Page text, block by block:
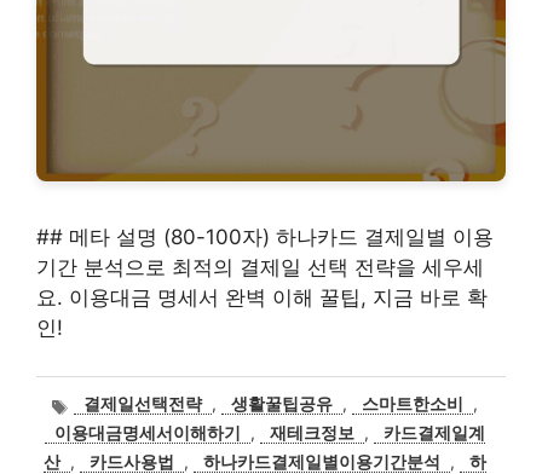
## 메타 설명 (80-100자) 하나카드 결제일별 이용
기간 분석으로 최적의 결제일 선택 전략을 세우세
요. 이용대금 명세서 완벽 이해 꿀팁, 지금 바로 확
인!
태
그
결제일선택전략 , 생활꿀팁공유 , 스마트한소비
,
이용대금명세서이해하기
, 재테크정보 ,
카드결제일계
산 , 카드사용법 , 하나카드결제일별이용기간분석 ,
하